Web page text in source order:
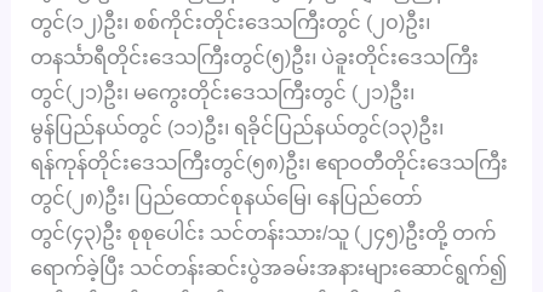
တွင်(၁၂)ဦး၊ စစ်ကိုင်းတိုင်းဒေသကြီးတွင် (၂၀)ဦး၊
တနင်္သာရီတိုင်းဒေသကြီးတွင်(၅)ဦး၊ ပဲခူးတိုင်းဒေသကြီး
တွင်(၂၁)ဦး၊ မကွေးတိုင်းဒေသကြီးတွင် (၂၁)ဦး၊
မွန်ပြည်နယ်တွင် (၁၁)ဦး၊ ရခိုင်ပြည်နယ်တွင်(၁၃)ဦး၊
ရန်ကုန်တိုင်းဒေသကြီးတွင်(၅၈)ဦး၊ ဧရာဝတီတိုင်းဒေသကြီး
တွင်(၂၈)ဦး၊ ပြည်ထောင်စုနယ်မြေ၊ နေပြည်တော်
တွင်(၄၃)ဦး စုစုပေါင်း သင်တန်းသား/သူ (၂၄၅)ဦးတို့ တက်
ရောက်ခဲ့ပြီး သင်တန်းဆင်းပွဲအခမ်းအနားများဆောင်ရွက်၍